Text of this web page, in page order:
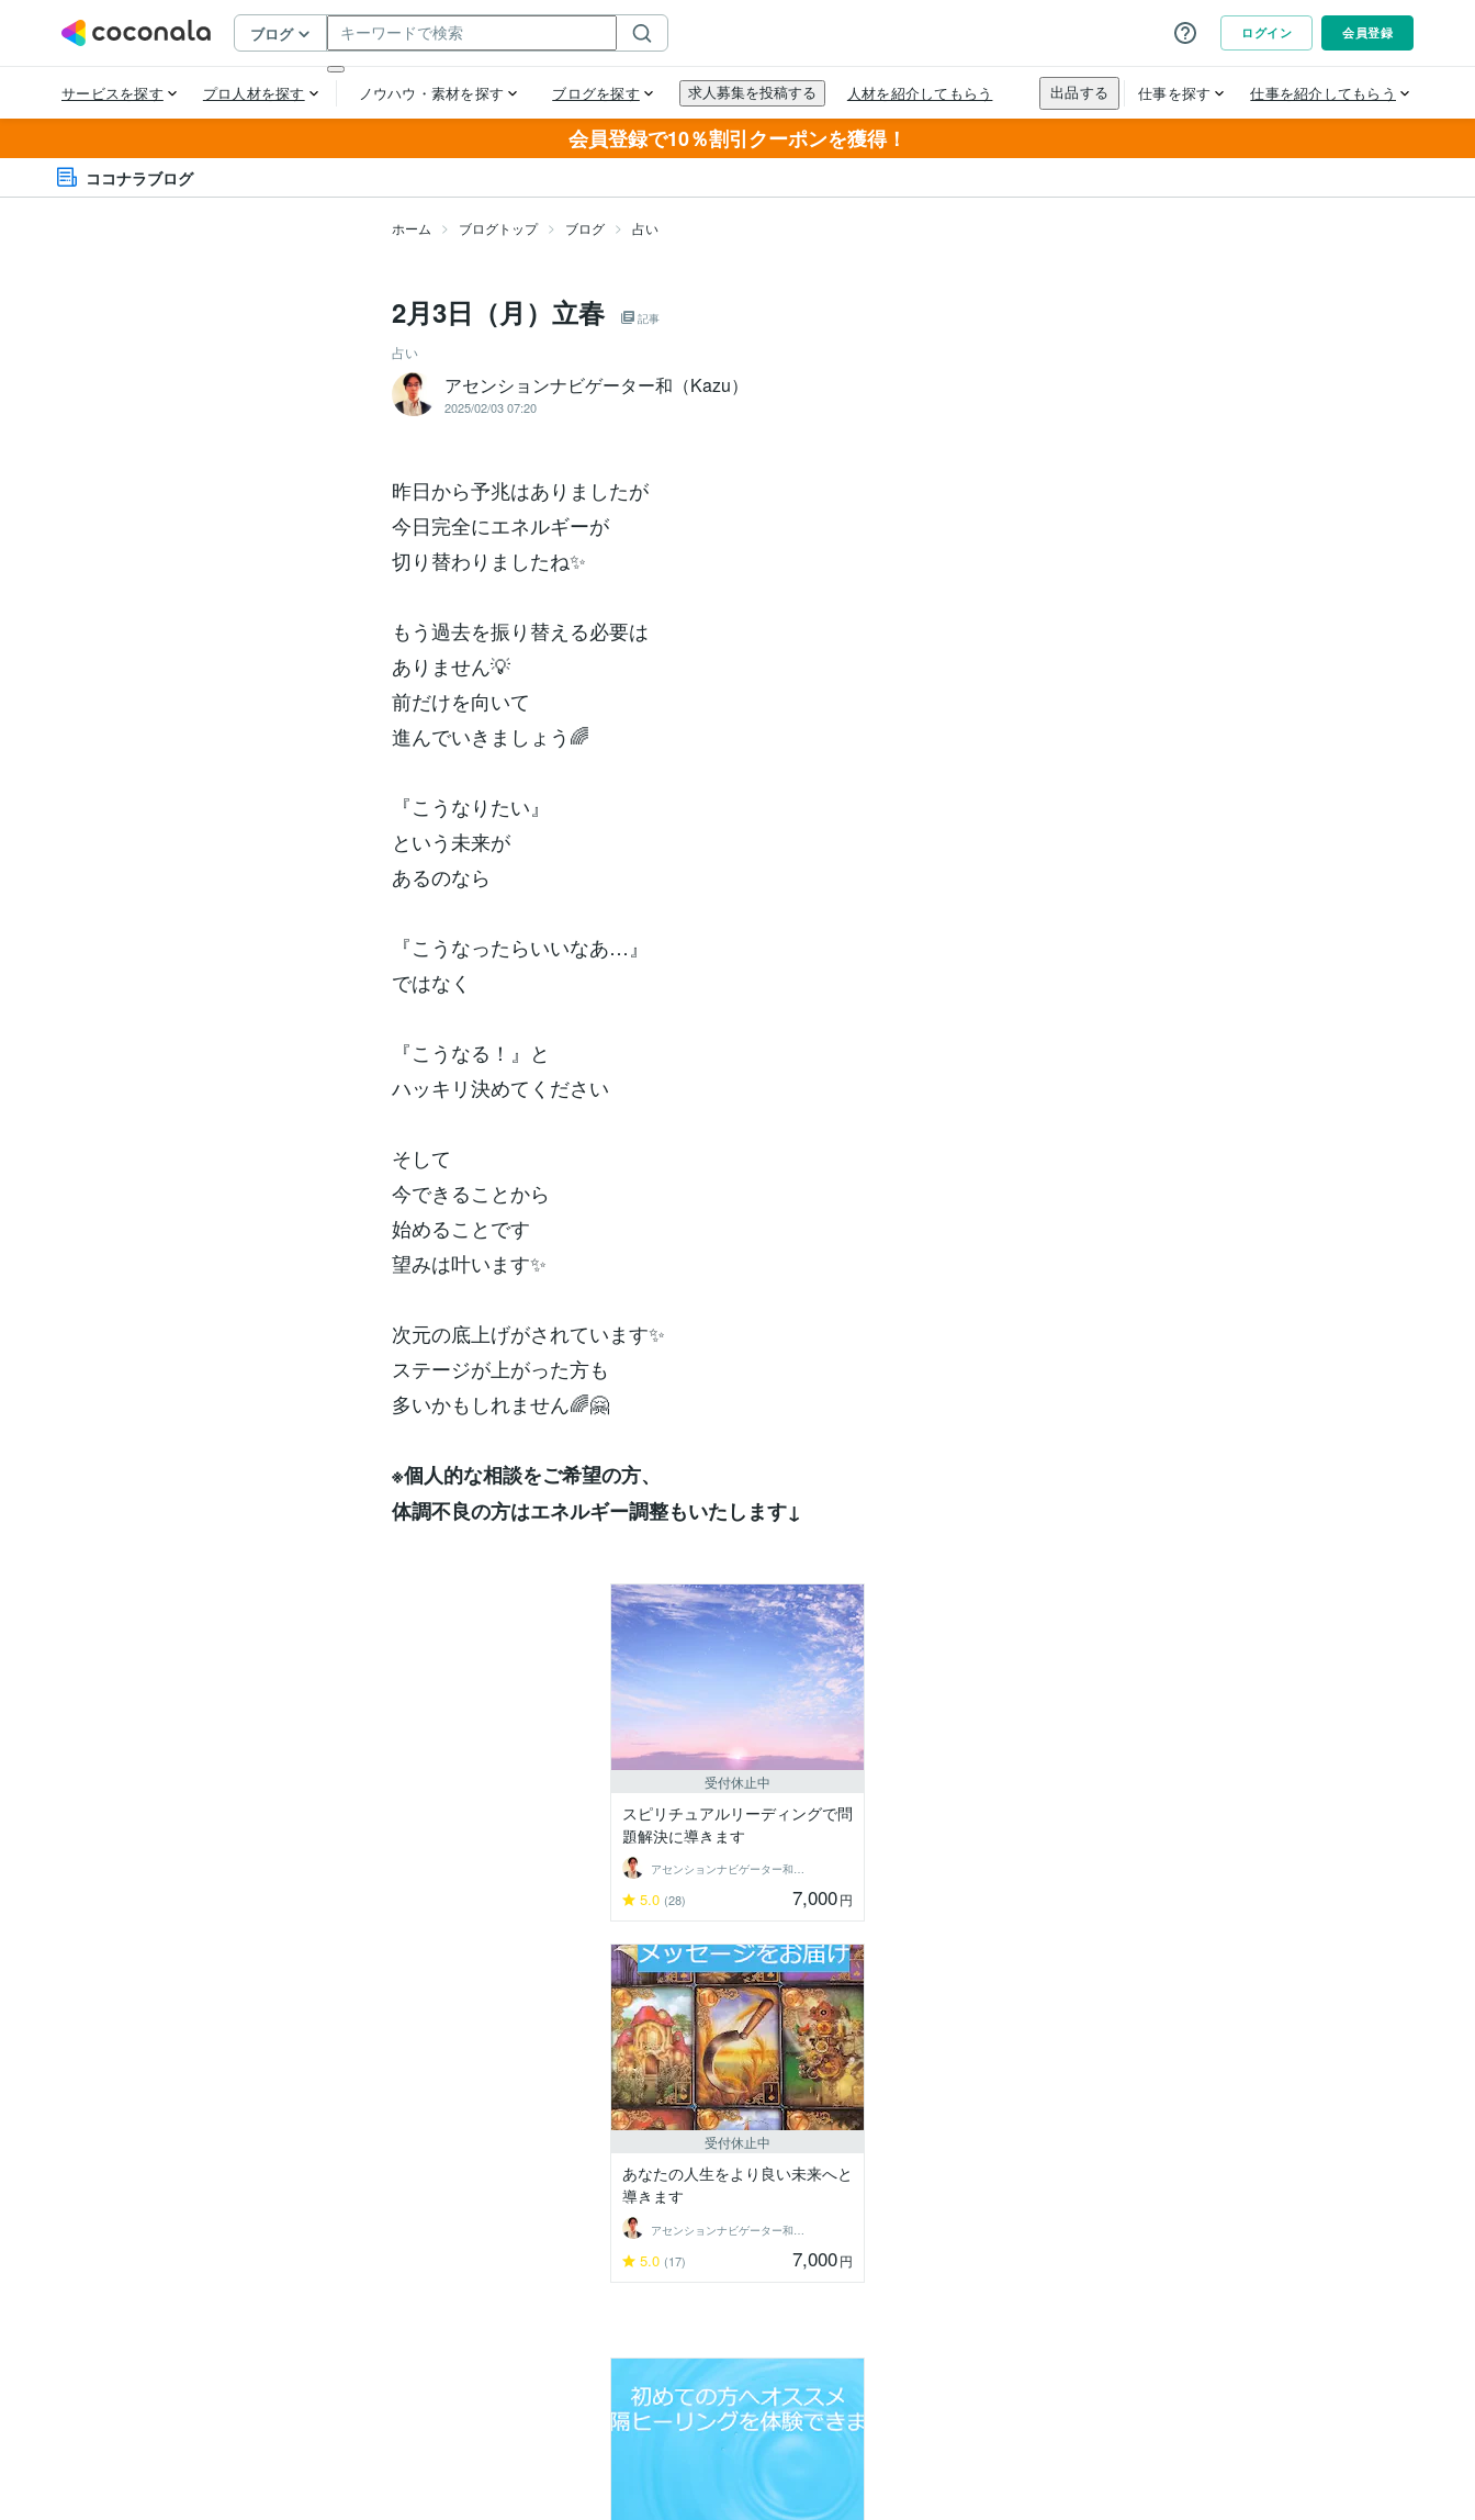
会員登録で10％割引クーポンを獲得！
ココナラブログ
ホーム ブログトップ ブログ 占い
2月3日（月）立春 記事
占い
アセンションナビゲーター和（Kazu）
2025/02/03 07:20
昨日から予兆はありましたが
今日完全にエネルギーが
切り替わりましたね✨
もう過去を振り替える必要は
ありません💡
前だけを向いて
進んでいきましょう🌈
『こうなりたい』
という未来が
あるのなら
『こうなったらいいなあ…』
ではなく
『こうなる！』と
ハッキリ決めてください
そして
今できることから
始めることです
望みは叶います✨
次元の底上げがされています✨
ステージが上がった方も
多いかもしれません🌈🤗
※個人的な相談をご希望の方、
体調不良の方はエネルギー調整もいたします↓
受付休止中
スピリチュアルリーディングで問
題解決に導きます
アセンションナビゲーター和（Kazu）
5.0 (28) 7,000円
受付休止中
あなたの人生をより良い未来へと
導きます
5.0 (17) 7,000円